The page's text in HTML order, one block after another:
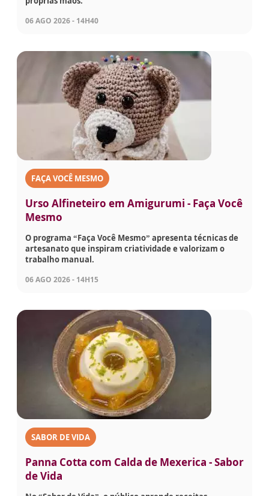
06 AGO 2026 - 14H40
FAÇA VOCÊ MESMO
Urso Alfineteiro em Amigurumi - Faça Você
Mesmo
O programa “Faça Você Mesmo” apresenta técnicas de
artesanato que inspiram criatividade e valorizam o
trabalho manual.
06 AGO 2026 - 14H15
SABOR DE VIDA
Panna Cotta com Calda de Mexerica - Sabor
de Vida